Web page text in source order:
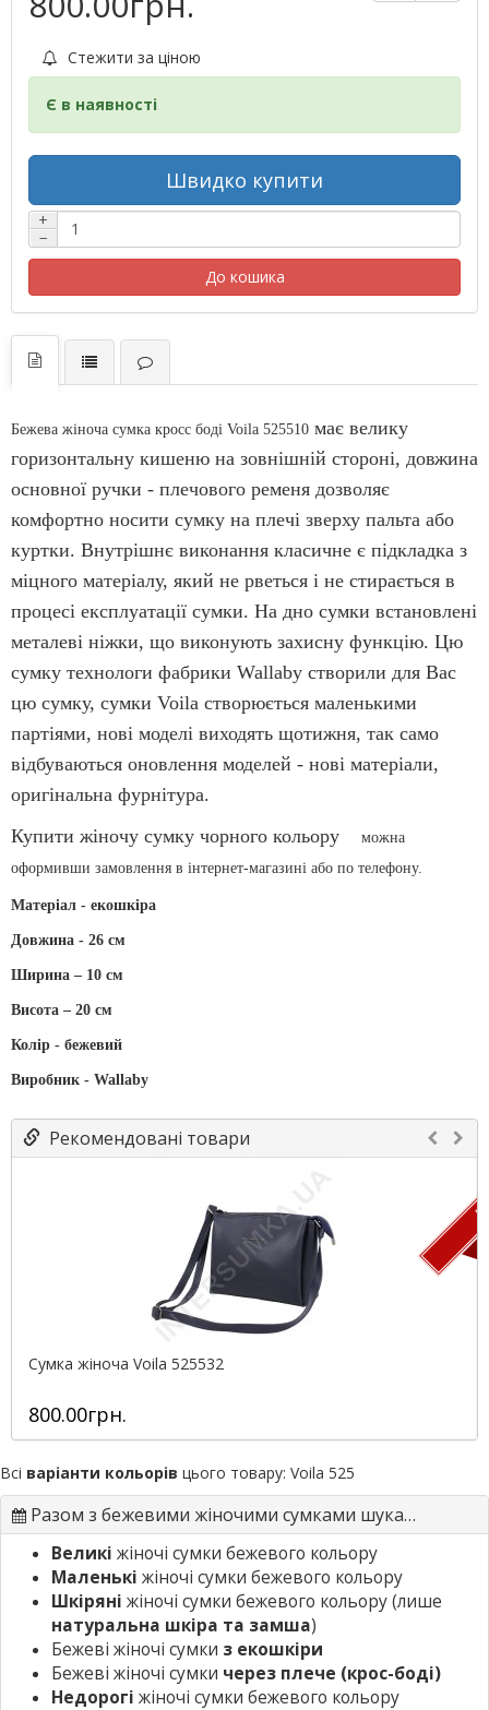
Стежити за ціною
Є в наявності
Швидко купити
+
−
До кошика
Бежева жіноча сумка кросс боді Voila 525510 має велику
горизонтальну кишеню на зовнішній стороні, довжина
основної ручки - плечового ременя дозволяє
комфортно носити сумку на плечі зверху пальта або
куртки. Внутрішнє виконання класичне є підкладка з
міцного матеріалу, який не рветься і не стирається в
процесі експлуатації сумки. На дно сумки встановлені
металеві ніжки, що виконують захисну функцію. Цю
сумку технологи фабрики Wallaby створили для Вас
цю сумку, сумки Voila створюється маленькими
партіями, нові моделі виходять щотижня, так само
відбуваються оновлення моделей - нові матеріали,
оригінальна фурнітура.
Купити жіночу сумку чорного кольору
можна
оформивши замовлення в інтернет-магазині або по телефону.
Матеріал - екошкіра
Довжина - 26 см
Ширина – 10 см
Висота – 20 см
Колір - бежевий
Виробник - Wallaby
Рекомендовані товари
Сумка жіноча Voila 525532
800.00грн.
Всі варіанти кольорів цього товару: Voila 525
Разом з бежевими жіночими сумками шукають
Великі жіночі сумки бежевого кольору
Маленькі жіночі сумки бежевого кольору
Шкіряні жіночі сумки бежевого кольору (лише
натуральна шкіра та замша)
Бежеві жіночі сумки з екошкіри
Бежеві жіночі сумки через плече (крос-боді)
Недорогі жіночі сумки бежевого кольору